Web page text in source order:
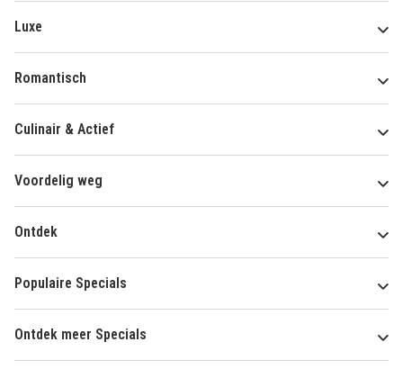
Luxe
Romantisch
Culinair & Actief
Voordelig weg
Ontdek
Populaire Specials
Ontdek meer Specials